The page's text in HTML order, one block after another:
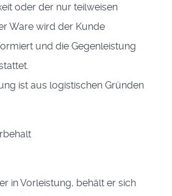
oder der nur teilweisen
Ware wird der Kunde
und die Gegenleistung
ist aus logistischen Gründen
in Vorleistung, behält er sich